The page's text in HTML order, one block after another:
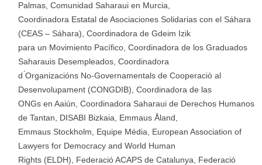
Palmas, Comunidad Saharaui en Murcia,
Coordinadora Estatal de Asociaciones Solidarias con el Sáhara
(CEAS – Sáhara), Coordinadora de Gdeim Izik
para un Movimiento Pacífico, Coordinadora de los Graduados
Saharauis Desempleados, Coordinadora
d ́Organizacións No-Governamentals de Cooperaciò al
Desenvolupament (CONGDIB), Coordinadora de las
ONGs en Aaiún, Coordinadora Saharaui de Derechos Humanos
de Tantan, DISABI Bizkaia, Emmaus Åland,
Emmaus Stockholm, Equipe Média, European Association of
Lawyers for Democracy and World Human
Rights (ELDH), Federació ACAPS de Catalunya, Federació